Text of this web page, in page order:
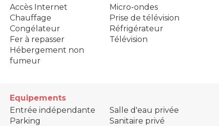
Accès Internet
Chauffage
Congélateur
Fer à repasser
Hébergement non
fumeur
Micro-ondes
Prise de télévision
Réfrigérateur
Télévision
Equipements
Entrée indépendante
Parking
Salle d'eau privée
Sanitaire privé